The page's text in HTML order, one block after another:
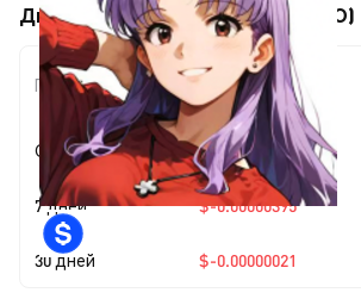
Движения цены MISATO (MISATO)
Период
Изменение
суммы
Сегодня $-0.00000015
7 дней $-0.00000395
30 дней $-0.00000021